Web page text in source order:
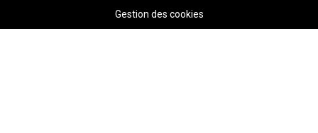
Gestion des cookies